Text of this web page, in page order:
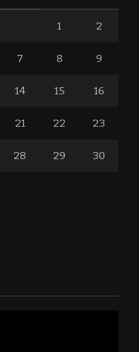
1 2
7 8 9
14 15 16
21 22 23
28 29 30